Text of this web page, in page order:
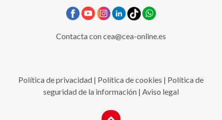
Contacta concea@cea-online.es
Política de privacidad | Política de cookies | Política de
seguridad de la información | Aviso legal